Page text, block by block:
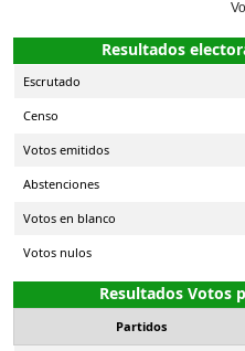
Resultados
Escrutado
Censo
Votos emitidos
Abstenciones
Votos en blanco
Votos nulos
Resultados Votos
Partidos